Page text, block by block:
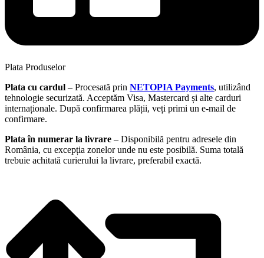
Plata Produselor
Plata cu cardul – Procesată prin NETOPIA Payments, utilizând
tehnologie securizată. Acceptăm Visa, Mastercard și alte carduri
internaționale. După confirmarea plății, veți primi un e-mail de
confirmare.
Plata în numerar la livrare – Disponibilă pentru adresele din
România, cu excepția zonelor unde nu este posibilă. Suma totală
trebuie achitată curierului la livrare, preferabil exactă.